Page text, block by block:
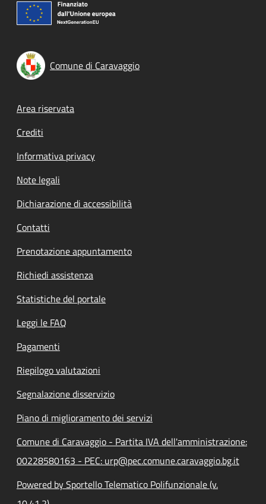
Comune di Caravaggio
Footer menu
Area riservata
Crediti
Informativa privacy
Note legali
Dichiarazione di accessibilità
Contatti
Prenotazione appuntamento
Richiedi assistenza
Statistiche del portale
Leggi le FAQ
Pagamenti
Riepilogo valutazioni
Segnalazione disservizio
Piano di miglioramento dei servizi
Comune di Caravaggio - Partita IVA dell'amministrazione:
00228580163 - PEC: urp@pec.comune.caravaggio.bg.it
Powered by Sportello Telematico Polifunzionale (v.